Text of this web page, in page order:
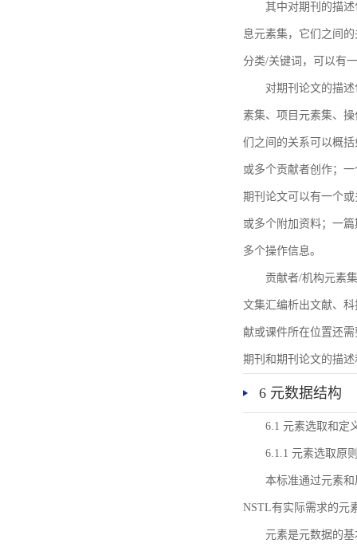
其中对期刊的描
息元素集，它们之间
分类/关键词，可以有
对期刊论文的描
素集、项目元素集、
们之间的关系可以概
或多个贡献者创作；
期刊论文可以有一个
或多个附加资料；一
多个操作信息。
贡献者/机构元素
文集汇编析出文献、
献或课件所在位置还
期刊和期刊论文的描
6 元数据结构
6.1 元素选取和定
6.1.1 元素选取原
本标准通过元素
NSTL有实际需求的元
元素是元数据的